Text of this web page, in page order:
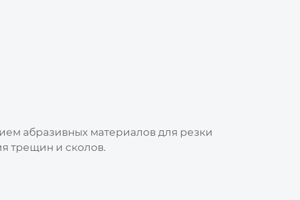
абразивных материалов для резки
трещин и сколов.